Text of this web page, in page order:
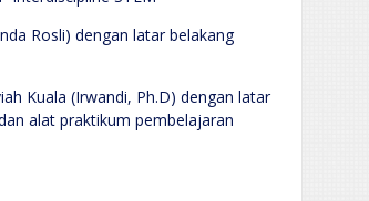
Rosli) dengan latar belakang
Kuala (Irwandi, Ph.D) dengan latar
alat praktikum pembelajaran